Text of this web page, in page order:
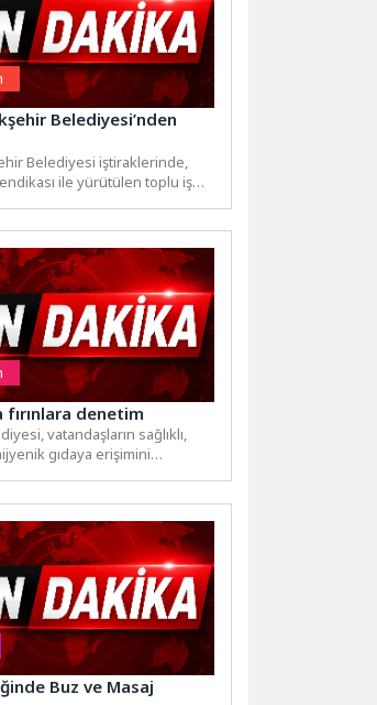
Belediyesi’nden
Belediyesi iştiraklerinde,
ile yürütülen toplu iş
fırınlara denetim
vatandaşların sağlıklı,
gıdaya erişimini
Buz ve Masaj